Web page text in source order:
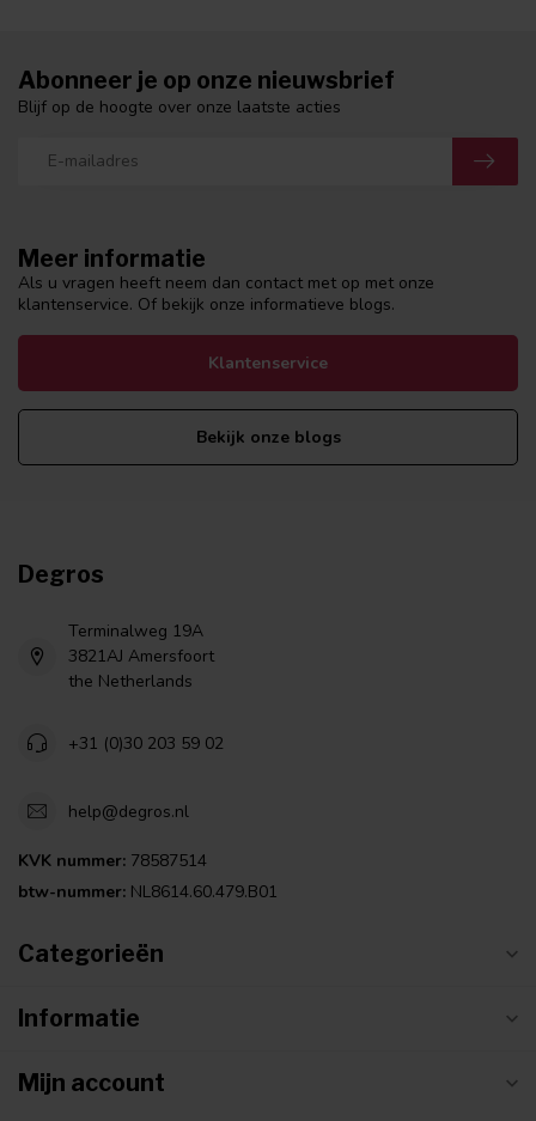
Meer informatie
Als u vragen heeft neem dan contact met op met onze
klantenservice. Of bekijk onze informatieve blogs.
Klantenservice
Bekijk onze blogs
Abonneer je op onze nieuwsbrief
Blijf op de hoogte over onze laatste acties
Degros
Terminalweg 19A
3821AJ Amersfoort
the Netherlands
+31 (0)30 203 59 02
help@degros.nl
KVK nummer: 78587514
btw-nummer: NL8614.60.479.B01
Categorieën
Informatie
Mijn account